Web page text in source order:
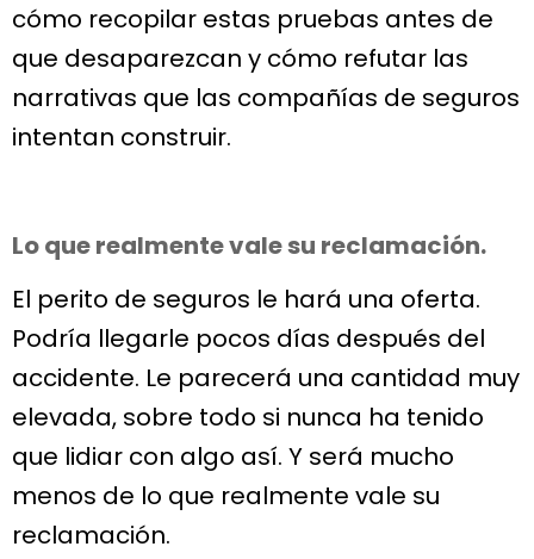
cómo recopilar estas pruebas antes de
que desaparezcan y cómo refutar las
narrativas que las compañías de seguros
intentan construir.
Lo que realmente vale su reclamación.
El perito de seguros le hará una oferta.
Podría llegarle pocos días después del
accidente. Le parecerá una cantidad muy
elevada, sobre todo si nunca ha tenido
que lidiar con algo así. Y será mucho
menos de lo que realmente vale su
reclamación.